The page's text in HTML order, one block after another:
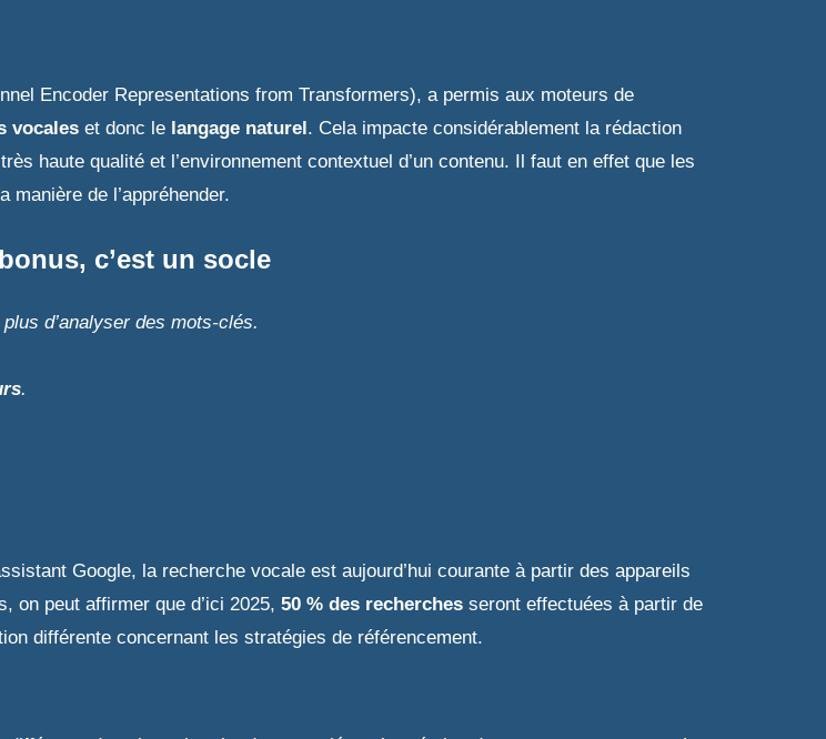
Encoder Representations from Transformers), a permis aux moteurs de
vocaleset donc le langage naturel. Cela impacte considérablement la rédaction
haute qualité et l’environnement contextuel d’un contenu. Il faut en effet que les
de l’appréhender.
c’est un socle
d’analyser des mots-clés.
.
Google, la recherche vocale est aujourd’hui courante à partir des appareils
on peut affirmer que d’ici 2025, 50 % des recherchesseront effectuées à partir de
différente concernant les stratégies de référencement.